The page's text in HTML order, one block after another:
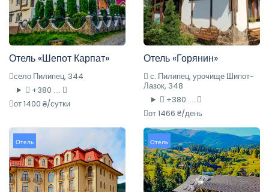
Отель «Шепот Карпат»
село Пилипец, 344
+380 ....
от 1400 ₴/сутки
Отель «Горянин»
с. Пилипец, урочище Шипот-
Лазок, 348
+380 ....
от 1466 ₴/день
Отель Отель